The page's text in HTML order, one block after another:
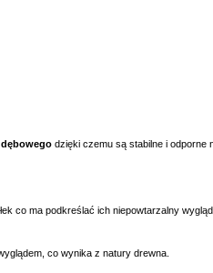
dzięki czemu są stabilne i odporne
co ma podkreślać ich niepowtarzalny
co wynika z natury drewna.